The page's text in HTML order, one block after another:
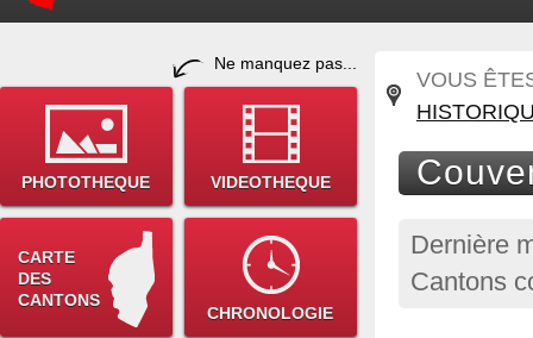
Ne manquez pas...
PHOTOTHEQUE VIDEOTHEQUE
CARTE
DES
CANTONS
CHRONOLOGIE
VOUS
Dernière
Cantons